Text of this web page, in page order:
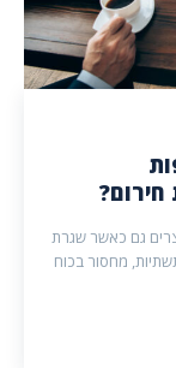
גם כאשר שגרת
מחסור בכוח